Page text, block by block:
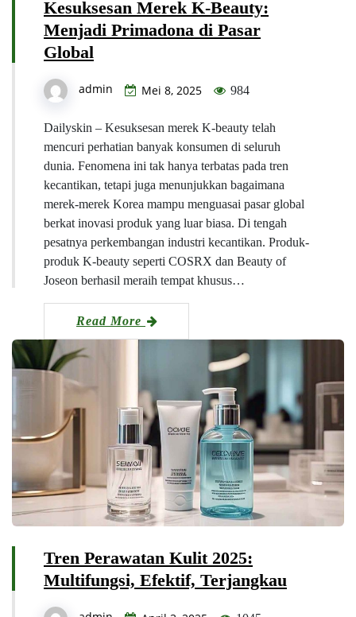
Kesuksesan Merek K-Beauty:
Menjadi Primadona di Pasar
Global
admin Mei 8, 2025 984
Dailyskin – Kesuksesan merek K-beauty telah
mencuri perhatian banyak konsumen di seluruh
dunia. Fenomena ini tak hanya terbatas pada tren
kecantikan, tetapi juga menunjukkan bagaimana
merek-merek Korea mampu menguasai pasar global
berkat inovasi produk yang luar biasa. Di tengah
pesatnya perkembangan industri kecantikan. Produk-
produk K-beauty seperti COSRX dan Beauty of
Joseon berhasil meraih tempat khusus…
Read More
Tren Perawatan Kulit 2025:
Multifungsi, Efektif, Terjangkau